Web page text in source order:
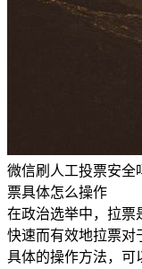
微信刷人工投票安全
票具体怎么操作
在政治选举中，拉票
快速而有效地拉票对
具体的操作方法，可